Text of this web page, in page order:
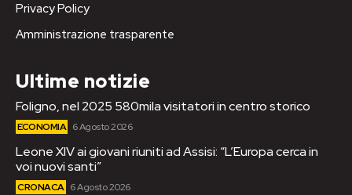
Privacy Policy
Amministrazione trasparente
Ultime notizie
Foligno, nel 2025 580mila visitatori in centro storico
ECONOMIA 6 Agosto 2026
Leone XIV ai giovani riuniti ad Assisi: “L’Europa cerca in
voi nuovi santi”
CRONACA 6 Agosto 2026